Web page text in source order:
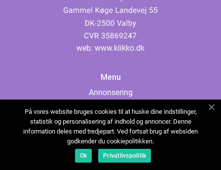
web: www.klikko.dk
Menu
Annonsering
Cookies
Kontakta oss
Sitemap
På vores website bruges cookies til at huske dine indstillinger,
statistik og personalisering af indhold og annoncer. Denne
information deles med tredjepart. Ved fortsat brug af websiden
godkender du cookiepolitikken.
Ok Privatlivspolitik